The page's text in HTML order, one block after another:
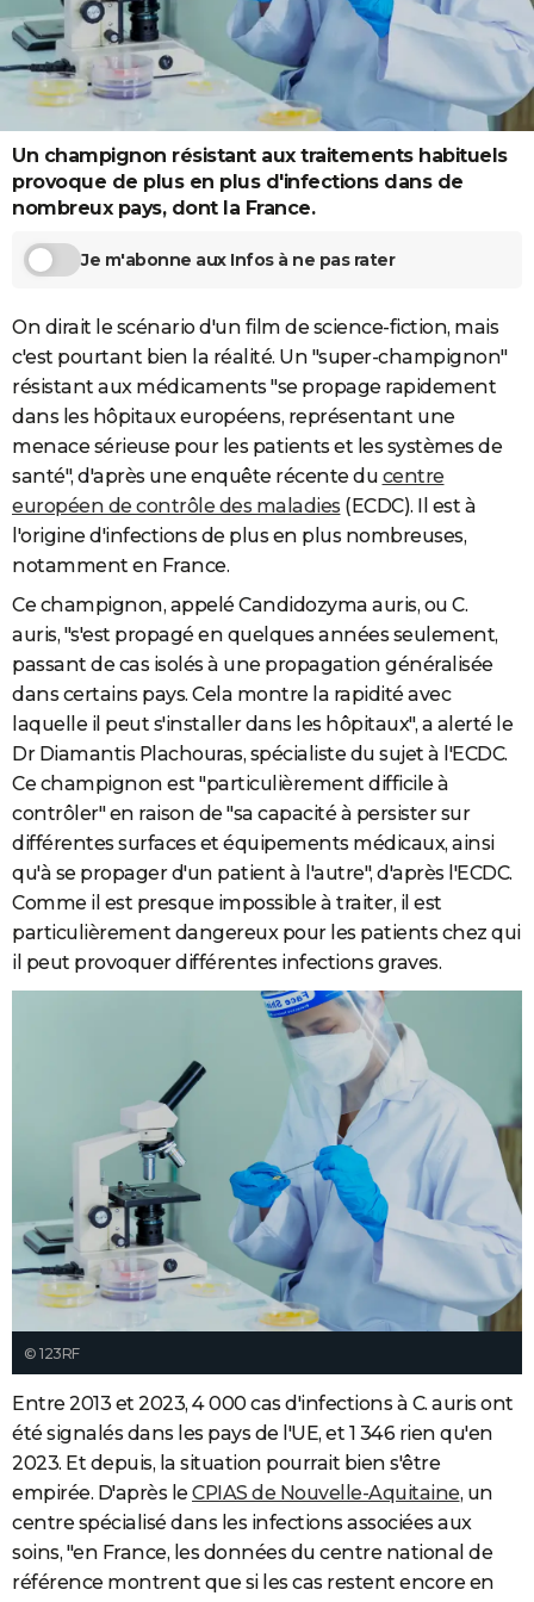
Destinations
City break
Voyage nature
Voyage de noces
Forum
Climat
+
PHOTO
GUIDES D'ACHAT
CARTE DE VOEUX
Carte de Noël
Carte Bonne année
Carte Saint-Valentin
Carte Pâques
Carte d'anniversaire
DICTIONNAIRE
Dictionnaire
Biographies
Citations
Expressions
Proverbes
PROGRAMME TV
COPAINS D'AVANT
S'inscrire
Se connecter
Lycées
Collèges
Primaires
Universités
Entreprises
Service militaire
Avis de recherche
AVIS DE DÉCÈS
FORUM
Bricolage
Lifestyle
Culture
Sport
Auto
Television
Voyage
Cinema
Un champignon résistant aux traitements habituels
provoque de plus en plus d'infections dans de
nombreux pays, dont la France.
Je m'abonne aux Infos à ne pas rater
On dirait le scénario d'un film de science-fiction, mais
c'est pourtant bien la réalité. Un "super-champignon"
résistant aux médicaments "se propage rapidement
dans les hôpitaux européens, représentant une
menace sérieuse pour les patients et les systèmes de
santé", d'après une enquête récente du centre
européen de contrôle des maladies (ECDC). Il est à
l'origine d'infections de plus en plus nombreuses,
notamment en France.
Ce champignon, appeléCandidozyma auris, ou C.
auris, "s'est propagé en quelques années seulement,
passant de cas isolés à une propagation généralisée
dans certains pays. Cela montre la rapidité avec
laquelle il peut s'installer dans les hôpitaux", a alerté le
Dr Diamantis Plachouras, spécialiste du sujet à l'ECDC.
Ce champignon est "particulièrement difficile à
contrôler" en raison de "sa capacité à persister sur
différentes surfaces et équipements médicaux, ainsi
qu'à se propager d'un patient à l'autre", d'après l'ECDC.
Comme il est presque impossible à traiter, il est
particulièrement dangereux pour les patients chez qui
il peut provoquer différentes infections graves.
© 123RF
Entre 2013 et 2023, 4 000 cas d'infections à C. auris ont
été signalés dans les pays de l'UE, et 1 346 rien qu'en
2023. Et depuis, la situation pourrait bien s'être
empirée. D'après le CPIAS de Nouvelle-Aquitaine, un
centre spécialisé dans les infections associées aux
soins, "en France, les données du centre national de
référence montrent que si les cas restent encore en